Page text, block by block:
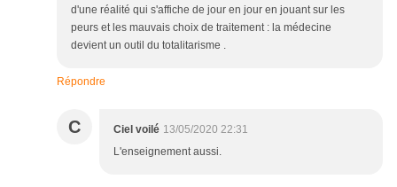
d'une réalité qui s'affiche de jour en jour en jouant sur les
peurs et les mauvais choix de traitement : la médecine
devient un outil du totalitarisme .
Répondre
C Ciel voilé 13/05/2020 22:31
L'enseignement aussi.